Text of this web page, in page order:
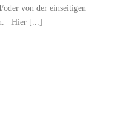
von der einseitigen
Hier [...]